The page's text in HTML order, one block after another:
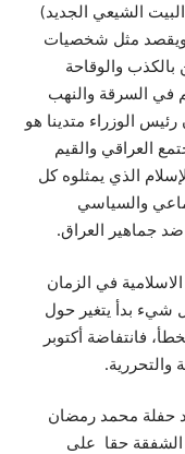
الشيعي الجديد)
ويقصد مثل شخصيات
والوقاحة
في السرقة والنهب
الوزراء متدينا هو
العراقي والقيم
الذي يمثلوه كل
والسياسي
جماهير العراق.
في الزمان
شيء بدأ يتغير حول
فانتفاضة أكتوبر
والتحررية.
حفلة محمد رمضان
الشفقة حقا على